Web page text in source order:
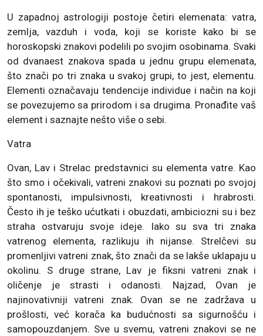
U zapadnoj astrologiji postoje četiri elemenata: vatra,
zemlja, vazduh i voda, koji se koriste kako bi se
horoskopski znakovi podelili po svojim osobinama. Svaki
od dvanaest znakova spada u jednu grupu elemenata,
što znači po tri znaka u svakoj grupi, to jest, elementu.
Elementi označavaju tendencije individue i način na koji
se povezujemo sa prirodom i sa drugima. Pronađite vaš
element i saznajte nešto više o sebi.
Vatra
Ovan, Lav i Strelac predstavnici su elementa vatre. Kao
što smo i očekivali, vatreni znakovi su poznati po svojoj
spontanosti, impulsivnosti, kreativnosti i hrabrosti.
Često ih je teško ućutkati i obuzdati, ambiciozni su i bez
straha ostvaruju svoje ideje. Iako su sva tri znaka
vatrenog elementa, razlikuju ih nijanse. Strelčevi su
promenljivi vatreni znak, što znači da se lakše uklapaju u
okolinu. S druge strane, Lav je fiksni vatreni znak i
oličenje je strasti i odanosti. Najzad, Ovan je
najinovativniji vatreni znak. Ovan se ne zadržava u
prošlosti, već korača ka budućnosti sa sigurnošću i
samopouzdanjem. Sve u svemu, vatreni znakovi se ne